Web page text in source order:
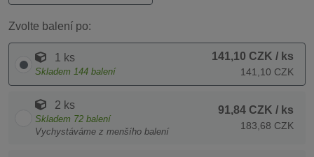
Zvolte balení po:
1 ks
Skladem 144 balení
141,10 CZK / ks
141,10 CZK
2 ks
Skladem 72 balení
Vychystáváme z menšího balení
91,84 CZK / ks
183,68 CZK